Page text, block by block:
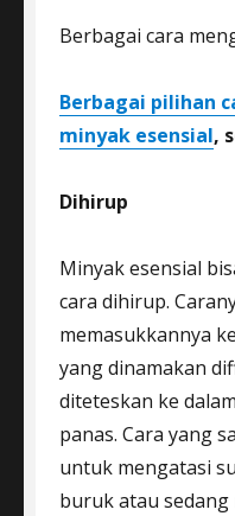
Berbagai cara
Berbagai pilihan
minyak esensial,
Dihirup
Minyak esensial
cara dihirup.
memasukkannya
yang dinamakan
diteteskan ke
panas. Cara yang
untuk mengatasi
buruk atau